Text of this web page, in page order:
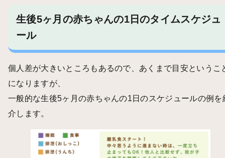
生後5ヶ月の赤ちゃんの1日のタイムスケジュ
ール
個人差が大きいところもあるので、あくまで目安というこ
になりますが、
一般的な生後5ヶ月の赤ちゃんの1日のスケジュールの例を
介します。